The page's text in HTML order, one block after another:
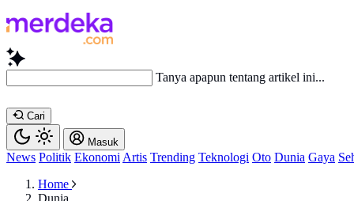
Bac
Cari
Masuk
News Politik Ekonomi Artis Trending Teknologi Oto Dunia Gaya
Home
Dunia